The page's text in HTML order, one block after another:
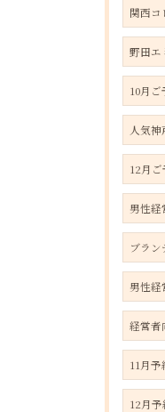
関西コ
野田エ
10月
人気
12月ご
男性経
ブラ
男性経
経営者
11月
12月